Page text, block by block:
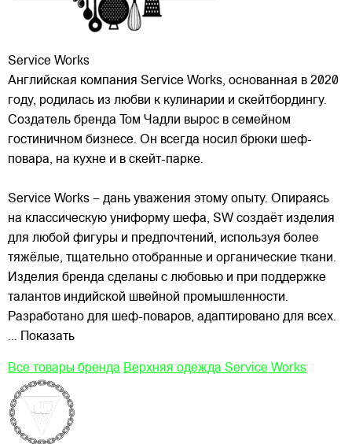
Service Works
Английская компания Service Works, основанная в 2020
году, родилась из любви к кулинарии и скейтбордингу.
Создатель бренда Том Чадли вырос в семейном
гостиничном бизнесе. Он всегда носил брюки шеф-
повара, на кухне и в скейт-парке.
Service Works – дань уважения этому опыту. Опираясь
на классическую униформу шефа, SW создаёт изделия
для любой фигуры и предпочтений, используя более
тяжёлые, тщательно отобранные и органические ткани.
Изделия бренда сделаны с любовью и при поддержке
талантов индийской швейной промышленности.
Разработано для шеф-поваров, адаптировано для всех.
... Показать
Все товары бренда Верхняя одежда Service Works